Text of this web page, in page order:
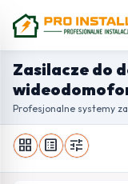
Zasilacze do
Profesjonalne systemy
grid_view list_alt tune